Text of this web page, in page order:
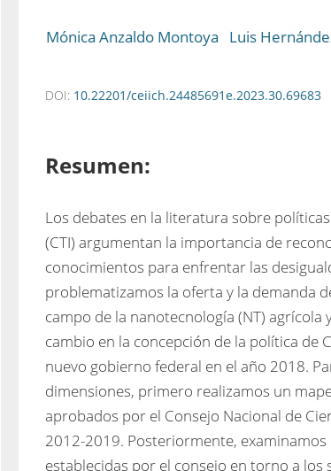
Mónica Anzaldo Montoya Luis
DOI: 10.22201/ceiich.24485691e.2023.30.69683
Resumen:
Los debates en la literatura sobre
(CTI) argumentan la importancia de
conocimientos para enfrentar las
problematizamos la oferta y la demanda
campo de la nanotecnología (NT)
cambio en la concepción de la política de
nuevo gobierno federal en el año 2018.
dimensiones, primero realizamos un
aprobados por el Consejo Nacional de
2012-2019. Posteriormente,
establecidas por el consejo en torno a